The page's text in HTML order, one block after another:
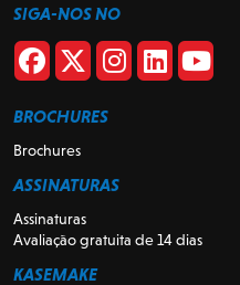
SIGA-NOS NO
BROCHURES
Brochures
ASSINATURAS
Assinaturas
Avaliação gratuita de 14 dias
KASEMAKE